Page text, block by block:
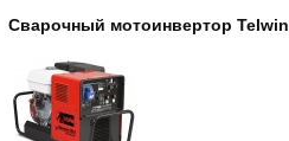
Сварочный мотоинвертор